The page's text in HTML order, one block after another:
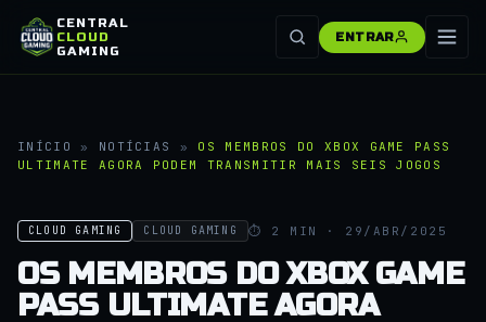
CENTRAL
CLOUD
GAMING
ENTRAR
INÍCIO » NOTÍCIAS » OS MEMBROS DO XBOX GAME PASS
ULTIMATE AGORA PODEM TRANSMITIR MAIS SEIS JOGOS
CLOUD GAMING CLOUD GAMING ⏱ 2 MIN · 29/ABR/2025
OS MEMBROS DO XBOX GAME
PASS ULTIMATE AGORA